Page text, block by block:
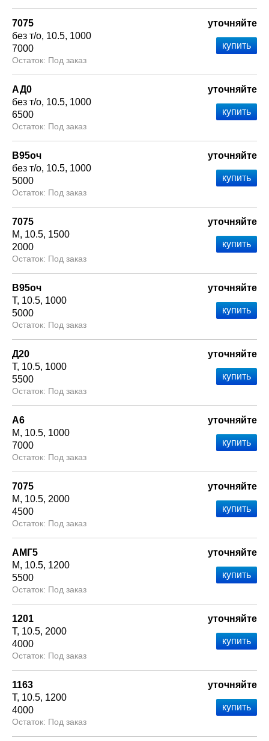
7075
без т/о 10.5 1000
7000
Под заказ
уточняйте
АД0
без т/о 10.5 1000
6500
Под заказ
уточняйте
В95оч
без т/о 10.5 1000
5000
Под заказ
уточняйте
7075
М
10.5 1500
2000
Под заказ
уточняйте
В95оч
Т 10.5 1000
5000
Под заказ
уточняйте
Д20
Т 10.5 1000
5500
Под заказ
уточняйте
А6
М
10.5 1000
7000
Под заказ
уточняйте
7075
М
10.5 2000
4500
Под заказ
уточняйте
АМГ5
М
10.5 1200
5500
Под заказ
уточняйте
1201
Т 10.5 2000
4000
Под заказ
уточняйте
1163
Т 10.5 1200
4000
Под заказ
уточняйте